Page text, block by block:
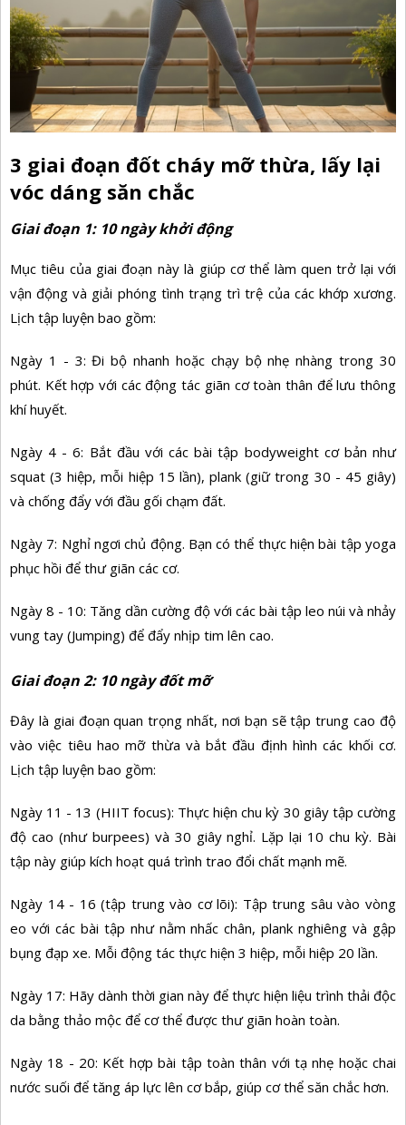
3 giai đoạn đốt cháy mỡ thừa, lấy lại
vóc dáng săn chắc
Giai đoạn 1: 10 ngày khởi động
Mục tiêu của giai đoạn này là giúp cơ thể làm quen trở lại với
vận động và giải phóng tình trạng trì trệ của các khớp xương.
Lịch tập luyện bao gồm:
Ngày 1 - 3: Đi bộ nhanh hoặc chạy bộ nhẹ nhàng trong 30
phút. Kết hợp với các động tác giãn cơ toàn thân để lưu thông
khí huyết.
Ngày 4 - 6: Bắt đầu với các bài tập bodyweight cơ bản như
squat (3 hiệp, mỗi hiệp 15 lần), plank (giữ trong 30 - 45 giây)
và chống đẩy với đầu gối chạm đất.
Ngày 7: Nghỉ ngơi chủ động. Bạn có thể thực hiện bài tập yoga
phục hồi để thư giãn các cơ.
Ngày 8 - 10: Tăng dần cường độ với các bài tập leo núi và nhảy
vung tay (Jumping) để đẩy nhịp tim lên cao.
Giai đoạn 2: 10 ngày đốt mỡ
Đây là giai đoạn quan trọng nhất, nơi bạn sẽ tập trung cao độ
vào việc tiêu hao mỡ thừa và bắt đầu định hình các khối cơ.
Lịch tập luyện bao gồm:
Ngày 11 - 13 (HIIT focus): Thực hiện chu kỳ 30 giây tập cường
độ cao (như burpees) và 30 giây nghỉ. Lặp lại 10 chu kỳ. Bài
tập này giúp kích hoạt quá trình trao đổi chất mạnh mẽ.
Ngày 14 - 16 (tập trung vào cơ lõi): Tập trung sâu vào vòng
eo với các bài tập như nằm nhấc chân, plank nghiêng và gập
bụng đạp xe. Mỗi động tác thực hiện 3 hiệp, mỗi hiệp 20 lần.
Ngày 17: Hãy dành thời gian này để thực hiện liệu trình thải độc
da bằng thảo mộc để cơ thể được thư giãn hoàn toàn.
Ngày 18 - 20: Kết hợp bài tập toàn thân với tạ nhẹ hoặc chai
nước suối để tăng áp lực lên cơ bắp, giúp cơ thể săn chắc hơn.